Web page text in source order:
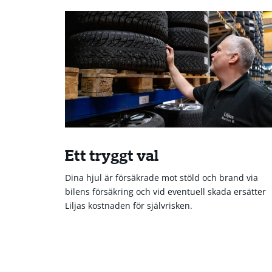
Ett tryggt val
Dina hjul är försäkrade mot stöld och brand via
bilens försäkring och vid eventuell skada ersätter
Liljas kostnaden för självrisken.